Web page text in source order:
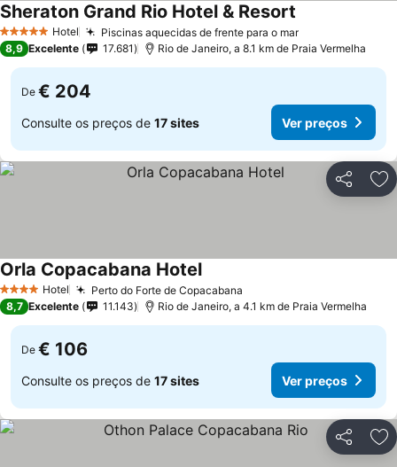
5 Estrelas Hotel Piscinas aquecidas de frente para o mar
Sheraton Grand Rio Hotel & Resort
8,9 Excelente 17.681 Rio de Janeiro, a 8.1 km de Praia Vermelha
De € 204
Consulte os preços de 17 sites Ver preços
Partilhar
4 EstrelasHotel Perto do Forte de Copacabana
Orla Copacabana Hotel
8,7 Excelente 11.143 Rio de Janeiro, a 4.1 km de Praia Vermelha
De € 106
Consulte os preços de 17 sites Ver preços
Partilhar